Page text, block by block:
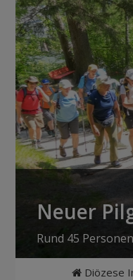
Neuer
Rund 45
Diözese